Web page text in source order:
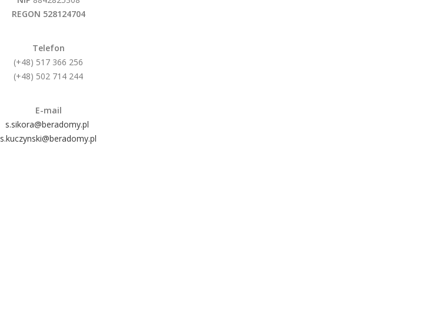
REGON 528124704
Telefon
(+48) 517 366 256
(+48) 502 714 244
E-mail
s.sikora@beradomy.pl
s.kuczynski@beradomy.pl